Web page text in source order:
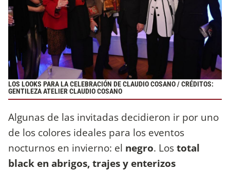
LOS LOOKS PARA LA CELEBRACIÓN DE CLAUDIO COSANO / CRÉDITOS:
GENTILEZA ATELIER CLAUDIO COSANO
Algunas de las invitadas decidieron ir por uno
de los colores ideales para los eventos
nocturnos en invierno: el negro. Lostotal
black en abrigos, trajes y enterizos